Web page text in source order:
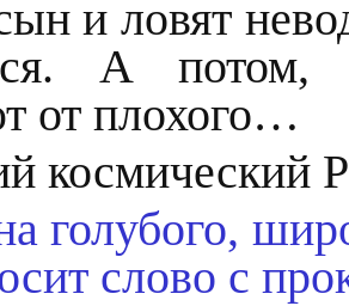
и ловят
А
от плохого…
космический
голубого,
слово с